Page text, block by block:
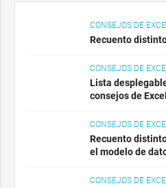
CONSEJOS DE
Recuento
CONSEJOS DE
Lista
consejos de Excel
CONSEJOS DE
Recuento
el modelo de
CONSEJOS DE